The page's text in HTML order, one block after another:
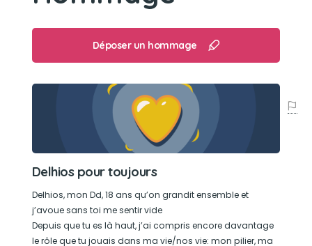
Fouiller dans mes sacs.
Son caractère
regard. Delhios est attachant, drôle malgré lui,
énergique on l’entend bouger de partout avec
Il jouait pas trop avec les jouets mais je dirai le
donuts ou encore le chien saint Bernard.
Déposer un hommage
Delhios pour toujours
Delhios, mon Dd, 18 ans qu’on grandit ensemble et
j’avoue sans toi me sentir vide
Depuis que tu es là haut, j’ai compris encore davantage
le rôle que tu jouais dans ma vie/nos vie: mon pilier, ma